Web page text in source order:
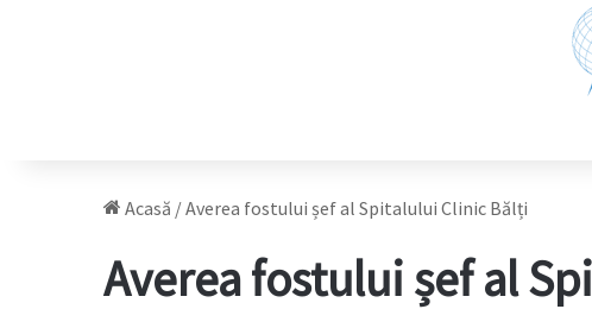
Acasă /Averea fostului șef al Spitalului Clinic Bălți
Averea fostului șef al